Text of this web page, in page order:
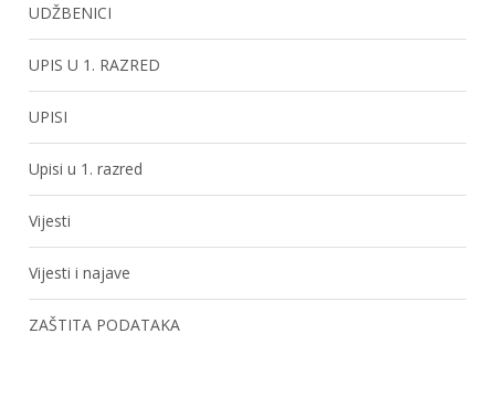
UDŽBENICI
UPIS U 1. RAZRED
UPISI
Upisi u 1. razred
Vijesti
Vijesti i najave
ZAŠTITA PODATAKA